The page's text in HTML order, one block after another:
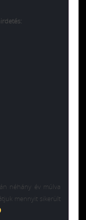
néhány év múlva
mennyit sikerült